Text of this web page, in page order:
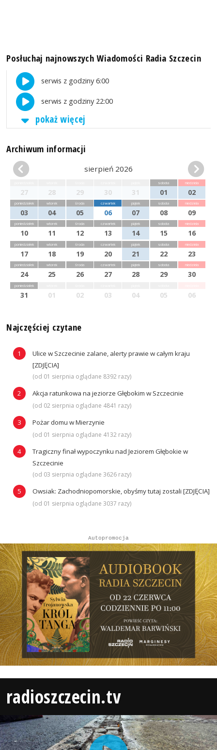
Posłuchaj najnowszych Wiadomości Radia Szczecin
serwis z godziny 6:00
serwis z godziny 22:00
pokaż więcej
Archiwum informacji
sierpień 2026
27 28 29 30 31
sobota
01
niedziela
02
poniedziałek
03
wtorek
04
środa
05
czwartek
06
piątek
07
sobota
08
niedziela
09
poniedziałek
10
wtorek
11
środa
12
czwartek
13
piątek
14
sobota
15
niedziela
16
poniedziałek
17
wtorek
18
środa
19
czwartek
20
piątek
21
sobota
22
niedziela
23
poniedziałek
24
wtorek
25
środa
26
czwartek
27
piątek
28
sobota
29
niedziela
30
poniedziałek
31 01 02 03 04 05 06
Najczęściej czytane
Ulice w Szczecinie zalane, alerty prawie w całym kraju
[ZDJĘCIA]
(od 01 sierpnia oglądane 8392 razy)
Akcja ratunkowa na jeziorze Głębokim w Szczecinie
(od 02 sierpnia oglądane 4841 razy)
Pożar domu w Mierzynie
(od 01 sierpnia oglądane 4132 razy)
Tragiczny finał wypoczynku nad Jeziorem Głębokie w
Szczecinie
(od 03 sierpnia oglądane 3626 razy)
Owsiak: Zachodniopomorskie, obyśmy tutaj zostali [ZDJĘCIA]
(od 01 sierpnia oglądane 3037 razy)
Autopromocja
radioszczecin.tv